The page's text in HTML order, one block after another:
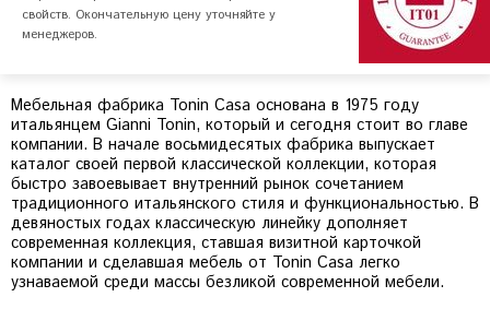
свойств. Окончательную цену уточняйте у
менеджеров.
Мебельная фабрика Tonin Casa основана в 1975 году
итальянцем Gianni Tonin, который и сегодня стоит во главе
компании. В начале восьмидесятых фабрика выпускает
каталог своей первой классической коллекции, которая
быстро завоевывает внутренний рынок сочетанием
традиционного итальянского стиля и функциональностью. В
девяностых годах классическую линейку дополняет
современная коллекция, ставшая визитной карточкой
компании и сделавшая мебель от Tonin Casa легко
узнаваемой среди массы безликой современной мебели.